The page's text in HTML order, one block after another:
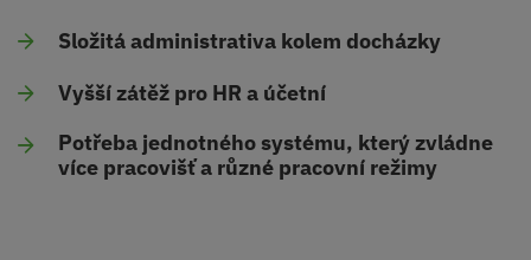
Složitá administrativa kolem docházky
Vyšší zátěž pro HR a účetní
Potřeba jednotného systému, který zvládne
více pracovišť a různé pracovní režimy